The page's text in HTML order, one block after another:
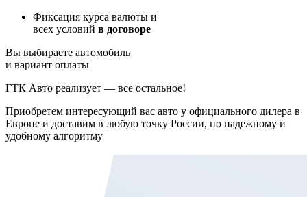
Фиксация курса валюты и
всех условий в договоре
Вы выбираете автомобиль
и вариант оплаты
ГТК Авто реализует — все остальное!
Приобретем интересующий вас авто у официального дилера в
Европе и доставим в любую точку России, по надежному и
удобному алгоритму